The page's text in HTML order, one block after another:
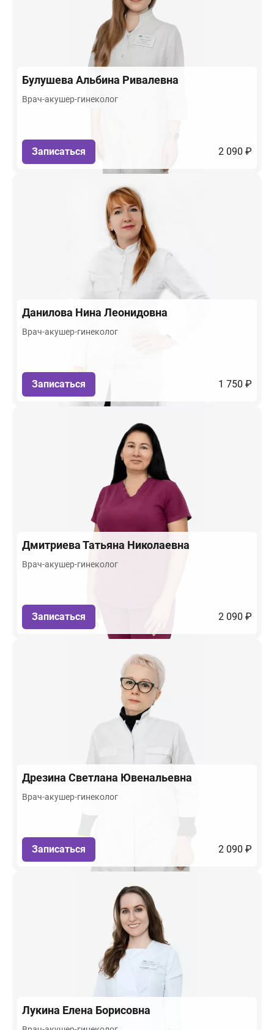
Булушева Альбина Ривалевна
Врач-акушер-гинеколог
Записаться 2 090 ₽
Данилова Нина Леонидовна
Врач-акушер-гинеколог
Записаться 1 750 ₽
ДмитриеваТатьяна Николаевна
Врач-акушер-гинеколог
Записаться 2 090 ₽
Дрезина Светлана Ювенальевна
Врач-акушер-гинеколог
Записаться 2 090 ₽
Лукина Елена Борисовна